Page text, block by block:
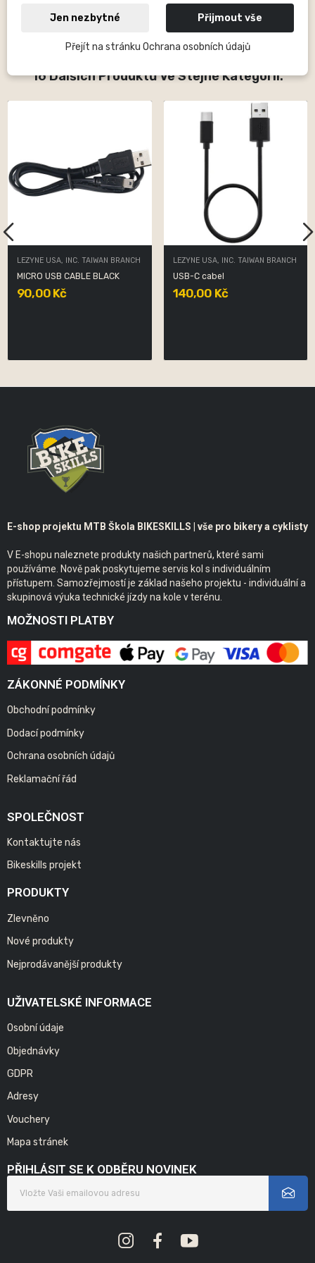
každou situaci, lepení, CO2 systémy, košíky, LED světla a od roku
2015 také GPS počítače pro cyklistiku.
16 Dalších Produktů Ve Stejné Kategorii:
LEZYNE USA, INC. TAIWAN BRANCH
MICRO USB CABLE BLACK
90,00 Kč
LEZYNE USA, INC. TAIWAN BRANCH
USB-C cabel
140,00 Kč
E-shop projektu MTB Škola BIKESKILLS | vše pro bikery a cyklisty
V E-shopu naleznete produkty našich partnerů, které sami
používáme. Nově pak poskytujeme servis kol s individuálním
přístupem. Samozřejmostí je základ našeho projektu - individuální a
skupinová výuka technické jízdy na kole v terénu.
MOŽNOSTI PLATBY
ZÁKONNÉ PODMÍNKY
Obchodní podmínky
Dodací podmínky
Ochrana osobních údajů
Reklamační řád
SPOLEČNOST
Kontaktujte nás
Bikeskills projekt
PRODUKTY
Zlevněno
Nové produkty
Nejprodávanější produkty
UŽIVATELSKÉ INFORMACE
Osobní údaje
Objednávky
GDPR
Adresy
Vouchery
Mapa stránek
PŘIHLÁSIT SE K ODBĚRU NOVINEK
Jen nezbytné Přijmout vše
Přejít na stránku Ochrana osobních údajů